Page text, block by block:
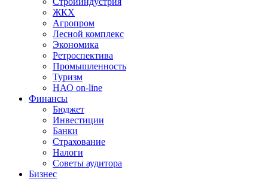
ЖКХ
Агропром
Лесной комплекс
Экономика
Ретроспектива
Промышленность
Туризм
НАО on-line
Финансы
Бюджет
Инвестиции
Банки
Страхование
Налоги
Советы аудитора
Бизнес